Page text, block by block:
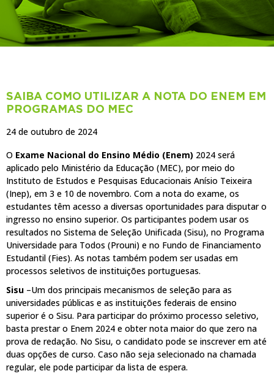
SAIBA COMO UTILIZAR A NOTA DO ENEM EM
PROGRAMAS DO MEC
24 de outubro de 2024
O Exame Nacional do Ensino Médio (Enem) 2024 será
aplicado pelo Ministério da Educação (MEC), por meio do
Instituto de Estudos e Pesquisas Educacionais Anísio Teixeira
(Inep), em 3 e 10 de novembro. Com a nota do exame, os
estudantes têm acesso a diversas oportunidades para disputar o
ingresso no ensino superior. Os participantes podem usar os
resultados no Sistema de Seleção Unificada (Sisu), no Programa
Universidade para Todos (Prouni) e no Fundo de Financiamento
Estudantil (Fies). As notas também podem ser usadas em
processos seletivos de instituições portuguesas.
Sisu –Um dos principais mecanismos de seleção para as
universidades públicas e as instituições federais de ensino
superior é o Sisu. Para participar do próximo processo seletivo,
basta prestar o Enem 2024 e obter nota maior do que zero na
prova de redação. No Sisu, o candidato pode se inscrever em até
duas opções de curso. Caso não seja selecionado na chamada
regular, ele pode participar da lista de espera.